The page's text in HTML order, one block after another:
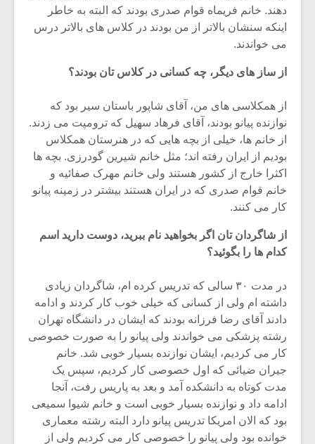
دهند. خانم فریماه قوام صدری بودند که البته به خاطر
اینکه سنشان بالاتر از من بودند در کلاس های بالاتر درس
می خواندند.
از ساز های دیگر، چه کسانی در کلاس تان بودند؟
از همکلاسی های من، آقای شاپور باستان سیر بود که
نوازنده پیانو بودند، آقای فرهاد سهیل که ترومپت می زدند.
از خانم ها، خیلی از بچه هایی که در هنرستان همکلاس
بودیم از ایران رفته اند؛ مثل خانم شیرین گودرزی. بچه ها
اکثرا خارج از کشور هستند ولی خانم مهرک صفائیه و
خانم قوام صدری که در ایران هستند بیشتر در زمینه پیانو
کار می کنند.
از شاگردان تان اگر بخواهید نام ببرید، دوست دارید اسم
کدام ها را بگوئید؟
در مدت ۳۰ سالی که تدریس کرده ام، شاگردان زیادی
داشته ام ولی از کسانی که خیلی خوب کار کردند و ادامه
دادند آقای رضا فرزانه بودند که ایشان در دانشگاه تهران
رشته پزشکی می خواندند ولی پیانو را به صورت خصوصی
کار می کردیم، ایشان نوازنده بسیار خوبی شد. خانم
جیران ضیائی که اول خصوصی کار کردیم، سپس یک
مدت کوتاه به دانشکده آمد و بعد به پاریس رفت، آنجا
ادامه داد و نوازنده بسیار خوبی است و خانم شیوا سمیعی
بود که الان امریکا تدریس پیانو دارد البته رشته معماری
خوانده بود ولی پیانو را خصوصی کار می کردیم ولی از
یادداشتی بر موسیقی
شیش و نیم»
اگر نمی توانی
مشهورترین باشی،
بدنام ترین باش
دوره
موسیقی